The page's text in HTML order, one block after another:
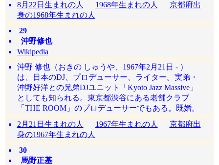
8月22日生まれの人
1968年生まれの人
京都府出
身の1968年生まれの人
29
沖野修也
Wikipedia
沖野 修也（おきの しゅうや、1967年2月21日 - ）
は、日本のDJ、プロデューサー、ライター。実弟・
沖野好洋との兄弟DJユニット「Kyoto Jazz Massive」
としても知られる。東京都渋谷にある老舗クラブ
「THE ROOM」のプロデューサーでもある。既婚。
2月21日生まれの人
1967年生まれの人
京都府出
身の1967年生まれの人
30
馬野正基